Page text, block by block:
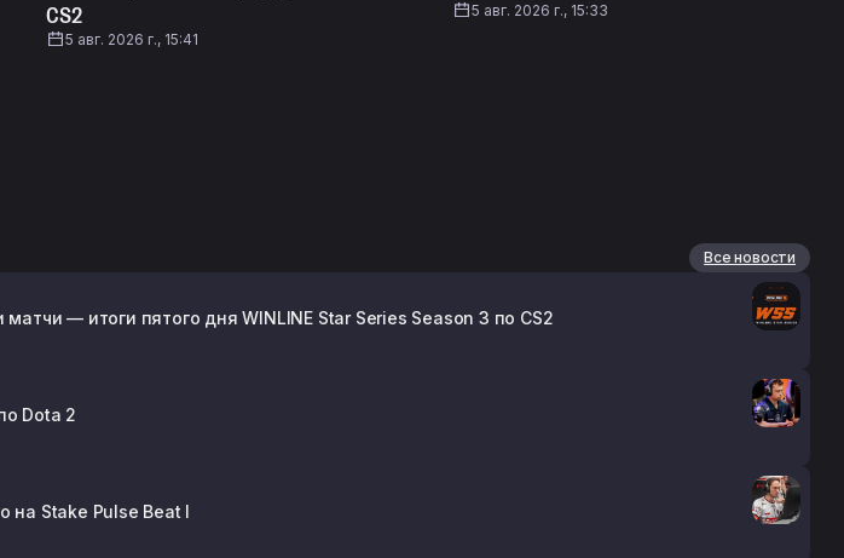
CS2
5 авг. 2026 г., 15:41
5 авг. 2026 г., 15:33
Все новости
— итоги пятого дня WINLINE Star Series Season 3 по CS2
Dota 2
на Stake Pulse Beat I